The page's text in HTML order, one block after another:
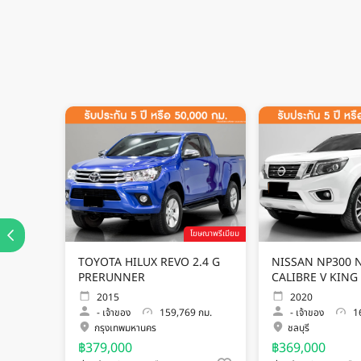
โฆษณาพรีเมียม
TOYOTA HILUX REVO 2.4 G
PRERUNNER
2015
- เจ้าของ
159,769 กม.
กรุงเทพมหานคร
฿379,000
NISSAN NP300
CALIBRE V KING
2020
- เจ้าของ
ชลบุรี
฿369,000